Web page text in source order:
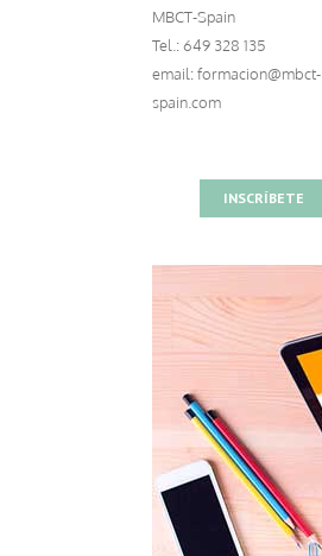
MBCT-Spain
Tel.: 649 328 135
email: formacion@mbct-
spain.com
INSCRÍBETE